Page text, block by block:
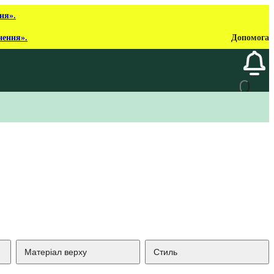
Допомога
Матеріал верху Стиль